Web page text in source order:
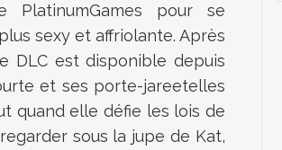
PlatinumGames pour se
sexy et affriolante. Après
DLC est disponible depuis
et ses porte-jareetelles
quand elle défie les lois de
sous la jupe de Kat,